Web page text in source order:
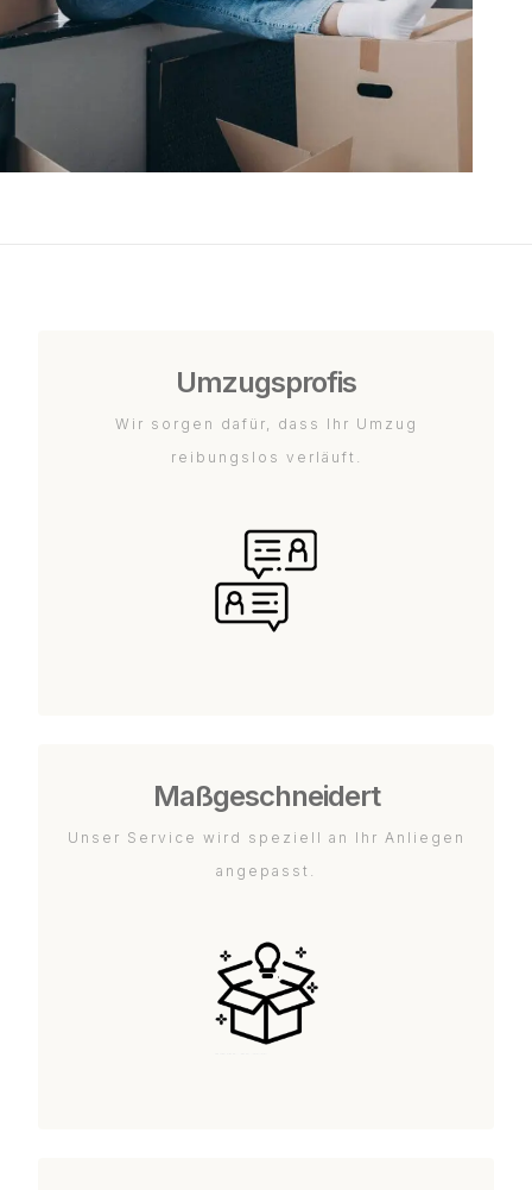
Umzugsprofis
Wir sorgen dafür, dass Ihr Umzug
reibungslos verläuft.
Maßgeschneidert
Unser Service wird speziell an Ihr Anliegen
angepasst.